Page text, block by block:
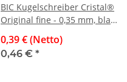
BIC Kugelschreiber Cristal®
Original fine - 0,35 mm, blau
0,39 € (Netto)
0,46 € *